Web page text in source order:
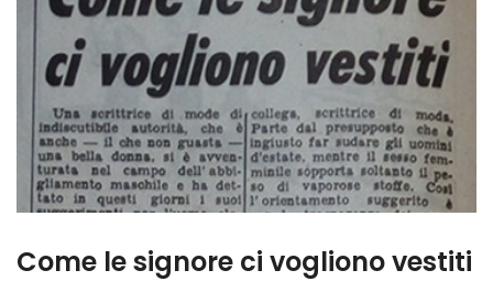
Come le signore ci vogliono vestiti